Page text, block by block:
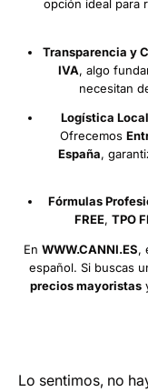
opción ideal para
Transparencia y
IVA, algo
necesitan
Logística
Ofrecemos
España,
Fórmulas
FREE, TPO
En WWW.CANNI.ES,
español. Si buscas
precios mayoristas
Lo sentimos, no